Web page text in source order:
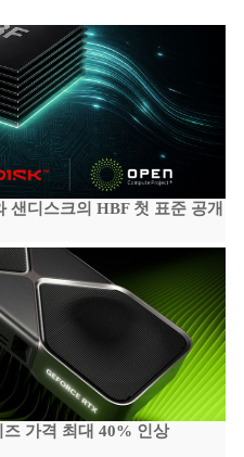
샌디스크의 HBF 첫 표준 공개
가격 최대 40% 인상